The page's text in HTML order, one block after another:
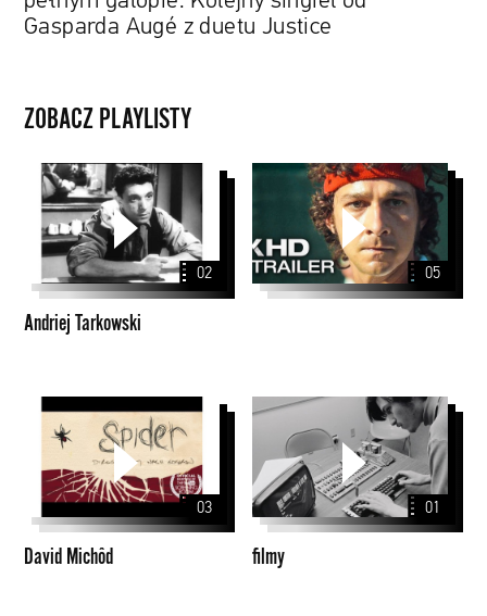
Justice
Gasparda Augé z duetu Justice
ZOBACZ PLAYLISTY
Andriej
Tarkowski
02
Andriej Tarkowski
05
David
Michôd
03
David Michôd
filmy
01
filmy